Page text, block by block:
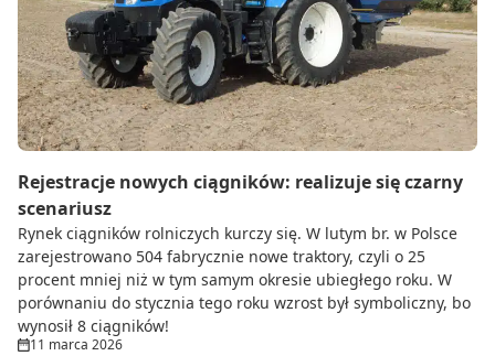
Do zbioru
Rolnictwo precyzyjne
Dealerzy
Ze świata techniki rolniczej
Rejestracje nowych ciągników: realizuje się czarny
scenariusz
Rynek ciągników rolniczych kurczy się. W lutym br. w Polsce
zarejestrowano 504 fabrycznie nowe traktory, czyli o 25
procent mniej niż w tym samym okresie ubiegłego roku. W
porównaniu do stycznia tego roku wzrost był symboliczny, bo
wynosił 8 ciągników!
11 marca 2026